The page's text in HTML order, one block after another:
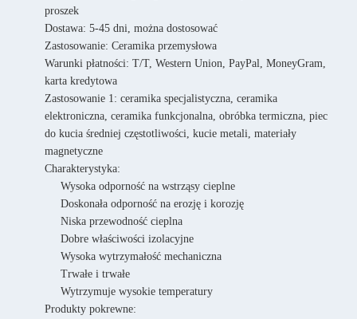
proszek
Dostawa: 5-45 dni, można dostosować
Zastosowanie: Ceramika przemysłowa
Warunki płatności: T/T, Western Union, PayPal, MoneyGram,
karta kredytowa
Zastosowanie 1: ceramika specjalistyczna, ceramika
elektroniczna, ceramika funkcjonalna, obróbka termiczna, piec
do kucia średniej częstotliwości, kucie metali, materiały
magnetyczne
Charakterystyka:
Wysoka odporność na wstrząsy cieplne
Doskonała odporność na erozję i korozję
Niska przewodność cieplna
Dobre właściwości izolacyjne
Wysoka wytrzymałość mechaniczna
Trwałe i trwałe
Wytrzymuje wysokie temperatury
Produkty pokrewne: